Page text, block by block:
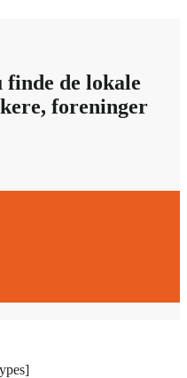
de lokale
foreninger